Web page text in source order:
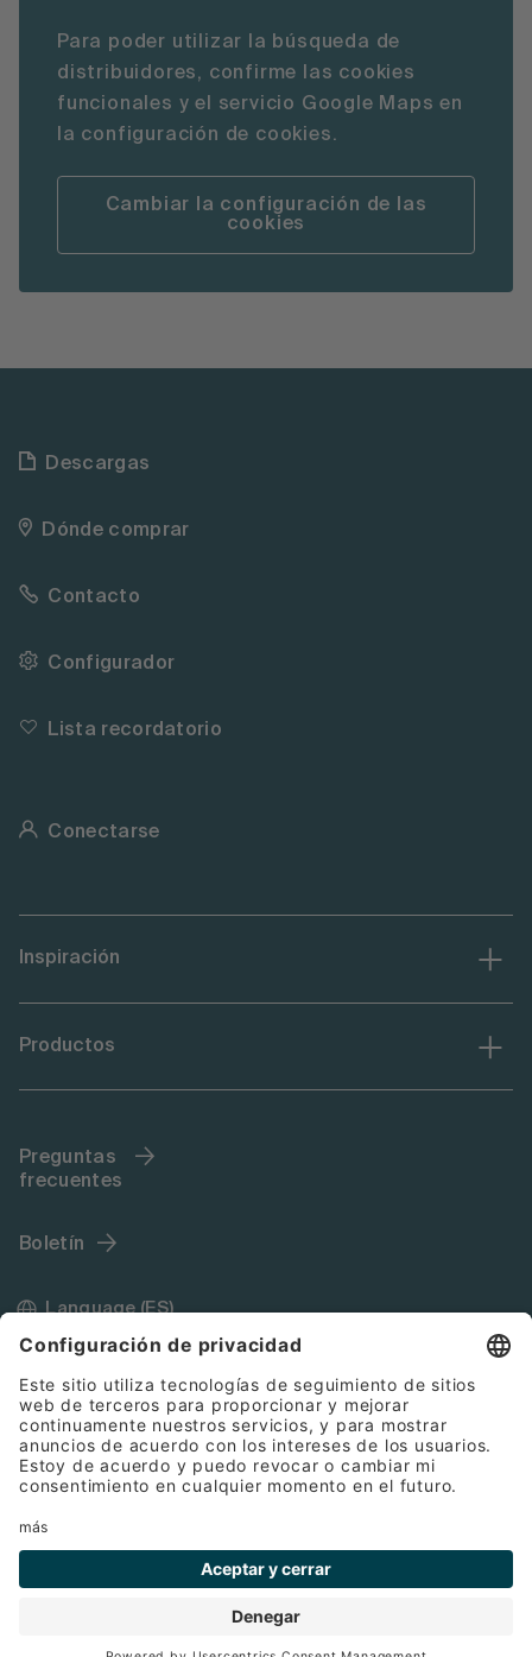
Para poder utilizar la búsqueda de
distribuidores, confirme las cookies
funcionales y el servicio Google Maps en
la configuración de cookies.
Cambiar la configuración de las
cookies
Descargas
Dónde comprar
Contacto
Configurador
Lista recordatorio
Conectarse
Inspiración
Productos
Preguntas
frecuentes
Boletín
Language (ES)
Impressum
Protección de datos